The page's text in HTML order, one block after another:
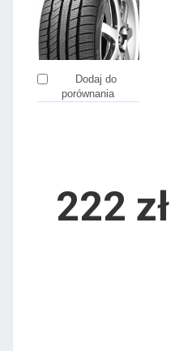
Dodaj do
porównania
222 zł